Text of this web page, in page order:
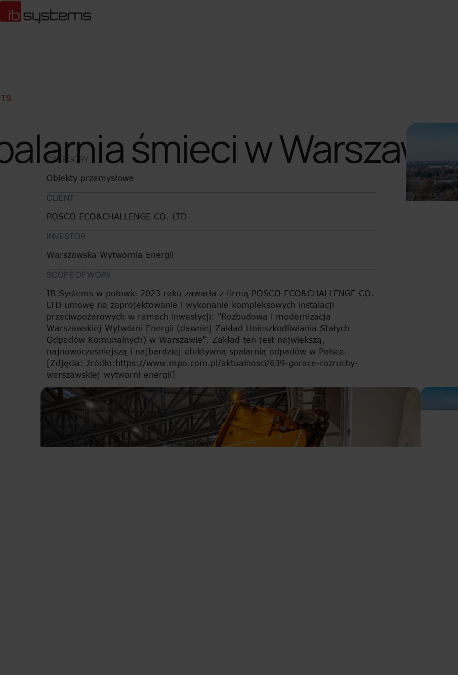
śmieci w Warszawie
CATEGORY
Obiekty przemysłowe
CLIENT
POSCO ECO&CHALLENGE CO. LTD
INVESTOR
Warszawska Wytwórnia Energii
SCOPE OF WORK
IB Systems w połowie 2023 roku zawarła z firmą POSCO ECO&CHALLENGE CO.
LTD umowę na zaprojektowanie i wykonanie kompleksowych instalacji
przeciwpożarowych w ramach inwestycji: "Rozbudowa i modernizacja
Warszawskiej Wytwórni Energii (dawniej Zakład Unieszkodliwiania Stałych
Odpadów Komunalnych) w Warszawie". Zakład ten jest największą,
najnowocześniejszą i najbardziej efektywną spalarnią odpadów w Polsce.
[Zdjęcia: źródło:https://www.mpo.com.pl/aktualnosci/639-gorace-rozruchy-
warszawskiej-wytworni-energii]